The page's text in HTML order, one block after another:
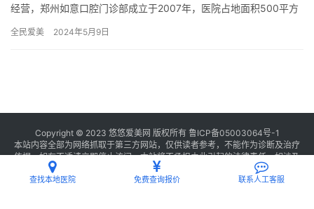
经营，郑州如意口腔门诊部成立于2007年，医院占地面积500平方
全民爱美 2024年5月9日
Copyright © 2023 悠悠爱美网 版权所有 鲁ICP备05003064号-1
本站内容全部为网络抓取于第三方网站，仅供读者参考，不能作为诊断及治疗
依据，如有不适请立即停止访问，本站将不承担由此引起的法律责任。如涉及
联系我们
查找本地医院 免费查询报价 联系人工客服